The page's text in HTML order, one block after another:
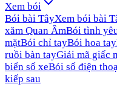
Xem bói
Bói bài TâyXem bói bài
xăm Quan ÂmBói tình
mặtBói chỉ tayBói hoa tay
ruồi bàn tayGiải mã giấc
biển số xeBói số điện
kiếp sau